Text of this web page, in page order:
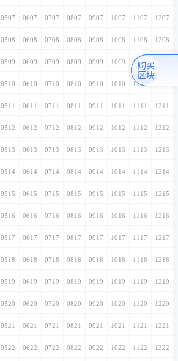
0507 0607 0707 0807 0907 1007 1107 1207
0508 0608 0708 0808 0908 1008 1108 1208
0509 0609 0709 0809 0909 1009 1109
0510 0610 0710 0810 0910 1010 1110
0511 0611 0711 0811 0911 1011 1111 1211
0512 0612 0712 0812 0912 1012 1112 1212
0513 0613 0713 0813 0913 1013 1113 1213
0514 0614 0714 0814 0914 1014 1114 1214
0515 0615 0715 0815 0915 1015 1115 1215
0516 0616 0716 0816 0916 1016 1116 1216
0517 0617 0717 0817 0917 1017 1117 1217
0518 0618 0718 0818 0918 1018 1118 1218
0519 0619 0719 0819 0919 1019 1119 1219
0520 0620 0720 0820 0920 1020 1120 1220
0521 0621 0721 0821 0921 1021 1121 1221
0522 0622 0722 0822 0922 1022 1122 1222
购买
区块